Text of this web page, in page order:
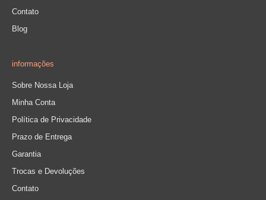
Contato
Blog
informações
Sobre Nossa Loja
Minha Conta
Política de Privacidade
Prazo de Entrega
Garantia
Trocas e Devoluções
Contato